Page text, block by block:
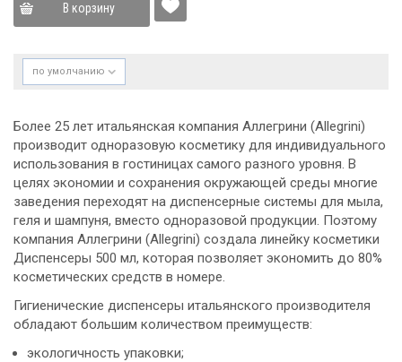
В корзину
по умолчанию
Более 25 лет итальянская компания Аллегрини (Allegrini)
производит одноразовую косметику для индивидуального
использования в гостиницах самого разного уровня. В
целях экономии и сохранения окружающей среды многие
заведения переходят на диспенсерные системы для мыла,
геля и шампуня, вместо одноразовой продукции. Поэтому
компания Аллегрини (Allegrini) создала линейку косметики
Диспенсеры 500 мл, которая позволяет экономить до 80%
косметических средств в номере.
Гигиенические диспенсеры итальянского производителя
обладают большим количеством преимуществ:
экологичность упаковки;